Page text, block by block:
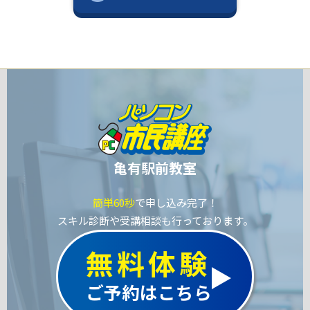
亀有駅前教室
簡単60秒で申し込み完了！
スキル診断や受講相談も行っております。
無料体験
ご予約はこちら